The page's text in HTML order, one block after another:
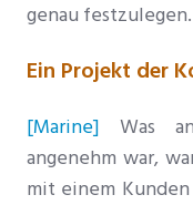
genau festzulegen.
Ein Projekt der
[Marine] Was
angenehm war,
mit einem